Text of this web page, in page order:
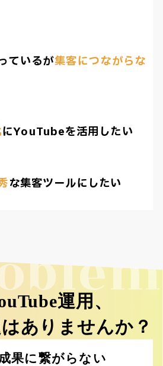
ているが集客につながらな
にYouTubeを活用したい
な集客ツールにしたい
運用、
ありませんか？
果に繋がらない